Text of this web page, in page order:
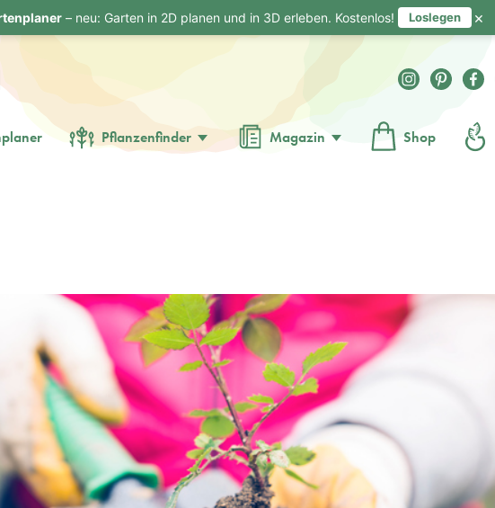
Pflanzenfinder Magazin Shop
– neu: Garten in 2D planen und in 3D erleben. Kostenlos! Loslegen ×